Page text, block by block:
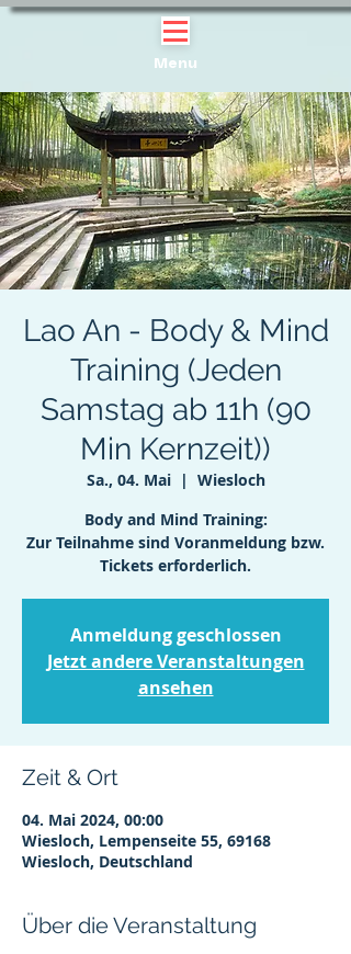
Menu
Lao An - Body & Mind
Training (Jeden
Samstag ab 11h (90
Min Kernzeit))
Sa., 04. Mai
  |
Wiesloch
Body and Mind Training:
Zur Teilnahme sind Voranmeldung bzw.
Tickets erforderlich.
Anmeldung geschlossen
Jetzt andere Veranstaltungen
ansehen
Zeit & Ort
04. Mai 2024, 00:00
Wiesloch, Lempenseite 55, 69168
Wiesloch, Deutschland
Über die Veranstaltung